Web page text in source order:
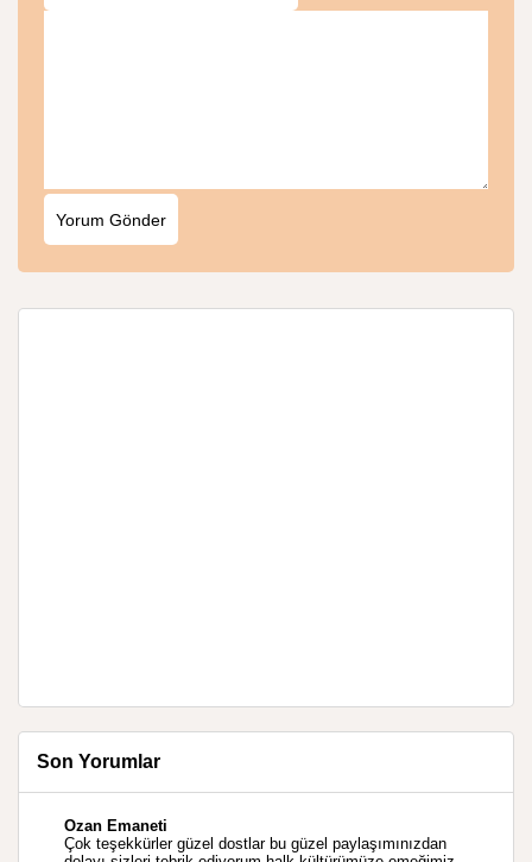
Son Yorumlar
Ozan Emaneti
Çok teşekkürler güzel dostlar bu güzel paylaşımınızdan